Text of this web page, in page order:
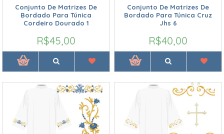
Conjunto De Matrizes De
Bordado Para Túnica
Cordeiro Dourado 1
R$45,00
Conjunto De Matrizes De
Bordado Para Túnica Cruz
Jhs 6
R$40,00